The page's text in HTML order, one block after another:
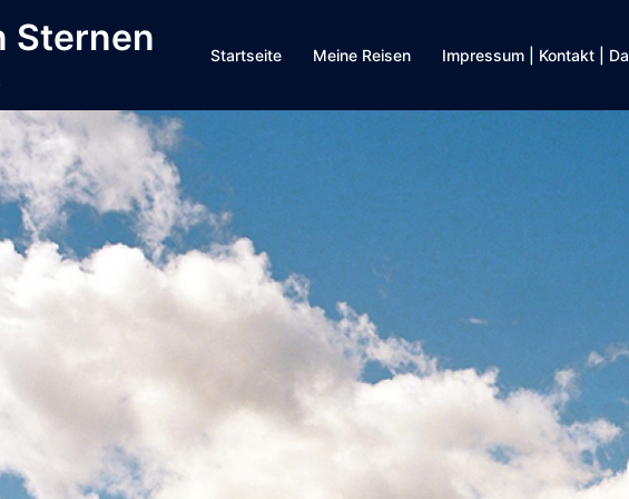
Sternen Startseite Meine Reisen Impressum | Kontakt |